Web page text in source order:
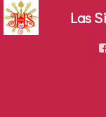
Las